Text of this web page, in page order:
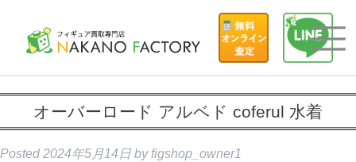
オーバーロード アルベド coferul 水着
Posted 2024年5月14日 by figshop_owner1